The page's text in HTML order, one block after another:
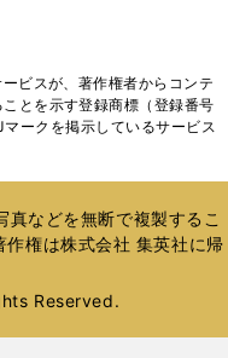
く
ド
ウ
で
ィ
ン
ド
開
く
ビスが、著作権者からコンテ
とを示す登録商標（登録番号
ークを掲示しているサービス
などを無断で複製するこ
作権は株式会社 集英社に帰
Reserved.